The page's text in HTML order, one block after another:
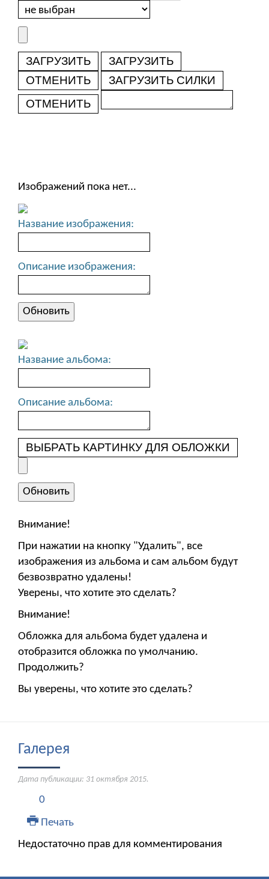
ЗАГРУЗИТЬ
ЗАГРУЗИТЬ
ОТМЕНИТЬ
ЗАГРУЗИТЬ СИЛКИ
ОТМЕНИТЬ
Изображений пока нет...
Название изображения:
Описание изображения:
Название альбома:
Описание альбома:
ВЫБРАТЬ КАРТИНКУ ДЛЯ ОБЛОЖКИ
Внимание!
При нажатии на кнопку "Удалить", все
изображения из альбома и сам альбом будут
безвозвратно удалены!
Уверены, что хотите это сделать?
Внимание!
Обложка для альбома будет удалена и
отобразится обложка по умолчанию.
Продолжить?
Вы уверены, что хотите это сделать?
Галерея
Дата публикации: 31 октября 2015.
0
Печать
Недостаточно прав для комментирования